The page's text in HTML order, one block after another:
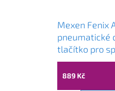
Mexen Fenix
pneumatické
tlačítko pro
bílá lesklá,
889 Kč